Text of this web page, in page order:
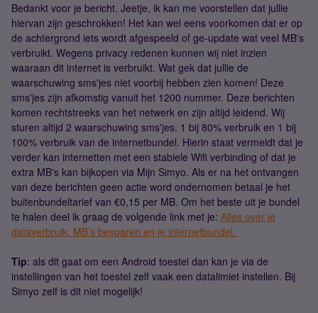
Bedankt voor je bericht. Jeetje, ik kan me voorstellen dat jullie
hiervan zijn geschrokken! Het kan wel eens voorkomen dat er op
de achtergrond iets wordt afgespeeld of ge-update wat veel MB's
verbruikt. Wegens privacy redenen kunnen wij niet inzien
waaraan dit internet is verbruikt. Wat gek dat jullie de
waarschuwing sms'jes niet voorbij hebben zien komen! Deze
sms'jes zijn afkomstig vanuit het 1200 nummer. Deze berichten
komen rechtstreeks van het netwerk en zijn altijd leidend. Wij
sturen altijd 2 waarschuwing sms'jes. 1 bij 80% verbruik en 1 bij
100% verbruik van de internetbundel. Hierin staat vermeldt dat je
verder kan internetten met een stabiele Wifi verbinding of dat je
extra MB's kan bijkopen via Mijn Simyo. Als er na het ontvangen
van deze berichten geen actie word ondernomen betaal je het
buitenbundeltarief van €0,15 per MB. Om het beste uit je bundel
te halen deel ik graag de volgende link met je: Alles over je
dataverbruik, MB’s besparen en je internetbundel.
Tip: als dit gaat om een Android toestel dan kan je via de
instellingen van het toestel zelf vaak een datalimiet instellen. Bij
Simyo zelf is dit niet mogelijk!